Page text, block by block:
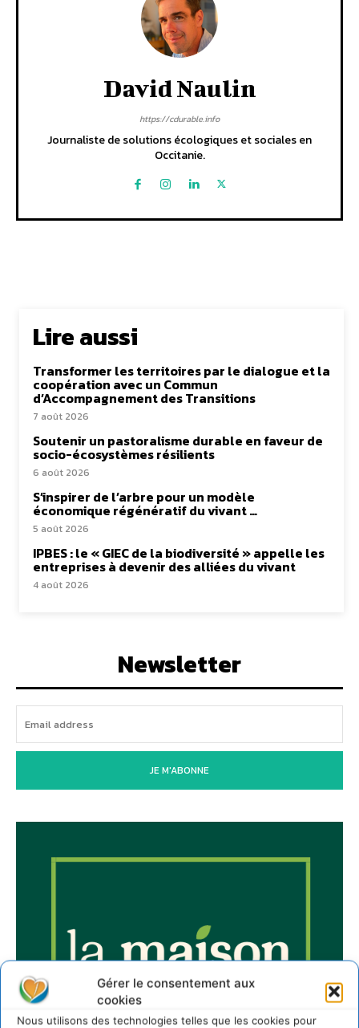
Gérer le consentement aux
cookies
Nous utilisons des technologies telles que les cookies pour
David Naulin
https://cdurable.info
Journaliste de solutions écologiques et sociales en
Occitanie.
Lire aussi
Transformer les territoires par le dialogue et la
coopération avec un Commun
d’Accompagnement des Transitions
7 août 2026
Soutenir un pastoralisme durable en faveur de
socio-écosystèmes résilients
6 août 2026
S’inspirer de l’arbre pour un modèle
économique régénératif du vivant …
5 août 2026
IPBES : le « GIEC de la biodiversité » appelle les
entreprises à devenir des alliées du vivant
4 août 2026
Newsletter
JE M'ABONNE